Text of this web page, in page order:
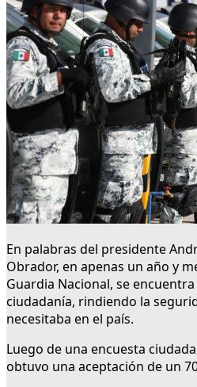
En palabras del presidente
Obrador, en apenas un año y
Guardia Nacional, se
ciudadanía, rindiendo la
necesitaba en el país.
Luego de una encuesta
obtuvo una aceptación de un